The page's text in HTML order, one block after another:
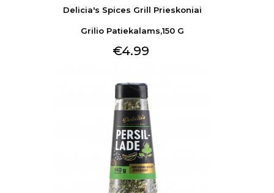
Delicia's Spices Grill Prieskoniai
Grilio Patiekalams,150 G
€4.99